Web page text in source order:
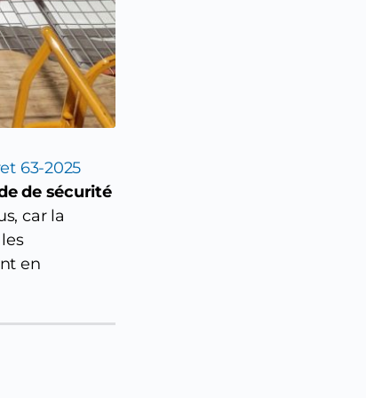
63-2025
de sécurité
car la
en